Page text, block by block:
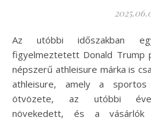
Az utóbbi időszakban egyre több nagyvállalat
figyelmeztetett Donald Trump
népszerű athleisure márka is
athleisure, amely a
ötvözete, az utóbbi
növekedett, és a vásárlók